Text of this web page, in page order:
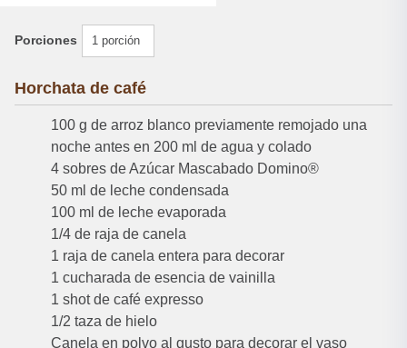
Porciones 1 porción
Horchata de café
100 g de arroz blanco previamente remojado una
noche antes en 200 ml de agua y colado
4 sobres de Azúcar Mascabado Domino®
50 ml de leche condensada
100 ml de leche evaporada
1/4 de raja de canela
1 raja de canela entera para decorar
1 cucharada de esencia de vainilla
1 shot de café expresso
1/2 taza de hielo
Canela en polvo al gusto para decorar el vaso